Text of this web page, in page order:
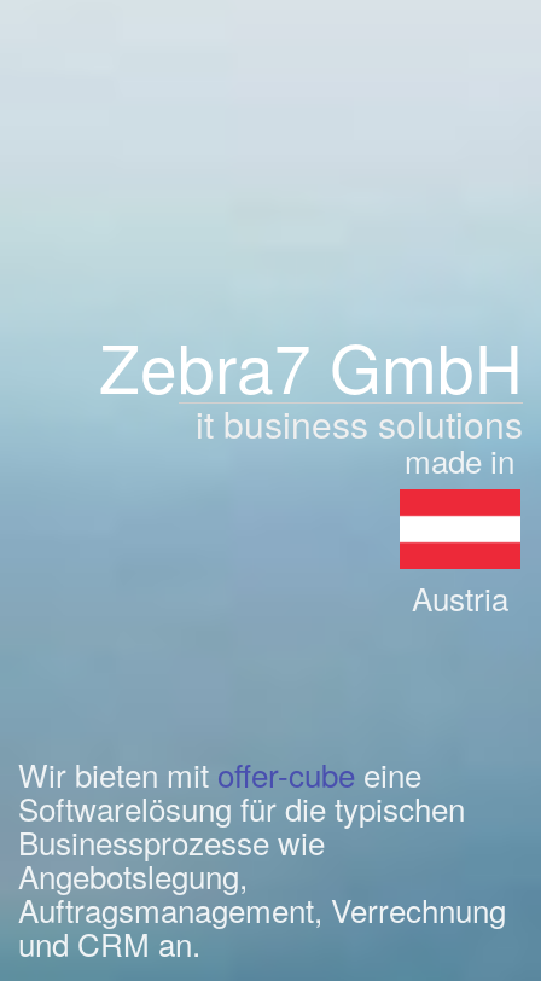
Zebra7 GmbH
it business solutions
made in
Austria
Wir bieten mit offer-cube eine
Softwarelösung für die typischen
Businessprozesse wie
Angebotslegung,
Auftragsmanagement, Verrechnung
und CRM an.